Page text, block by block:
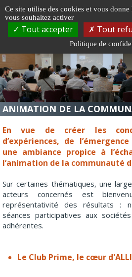
ANIMATION DE LA
En vue de créer les
d’expériences, de
une ambiance propice à
l’animation de la communauté
Sur certaines thématiques, une
acteurs concernés est
représentativité des résultats :
séances participatives aux
adhérentes.
Le Club Prime, le cœur
Gestion de vos préférences sur les
Ce site utilise des cookies et vous
vous souhaitez activer
Tout accepter Tout
Politique de